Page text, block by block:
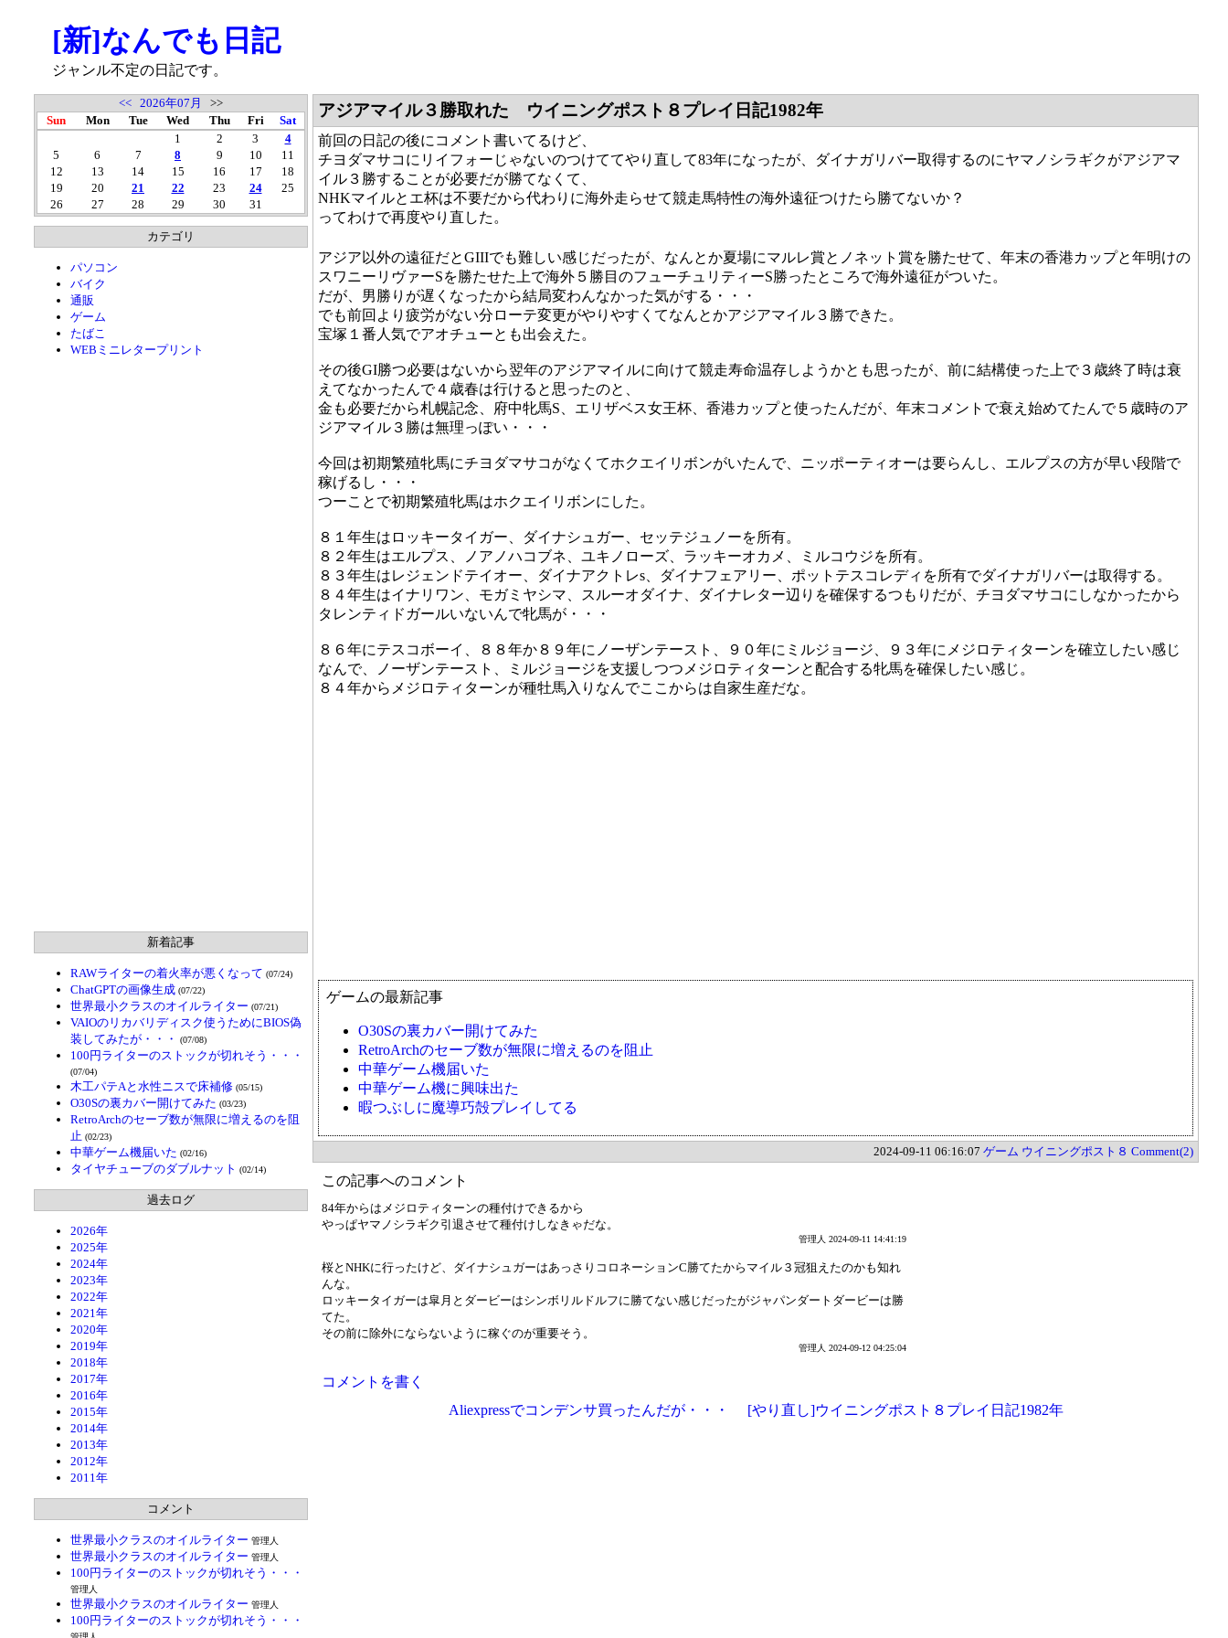
[新]なんでも日記
ジャンル不定の日記です。
<< 2026年07月
>>
Sun
Mon Tue Wed Thu Fri
Sat
1
2 3
4
5
6 7 8 9 10
11
12
13 14 15 16 17
18
19
20 21 22 23 24
25
26
27 28 29 30 31
カテゴリ
パソコン
バイク
通販
ゲーム
たばこ
WEBミニレタープリント
新着記事
RAWライターの着火率が悪くなって (07/24)
ChatGPTの画像生成 (07/22)
世界最小クラスのオイルライター (07/21)
VAIOのリカバリディスク使うためにBIOS偽
装してみたが・・・
(07/08)
100円ライターのストックが切れそう・・・
(07/04)
木工パテAと水性ニスで床補修 (05/15)
O30Sの裏カバー開けてみた (03/23)
RetroArchのセーブ数が無限に増えるのを阻
止 (02/23)
中華ゲーム機届いた (02/16)
タイヤチューブのダブルナット (02/14)
過去ログ
2026年
2025年
2024年
2023年
2022年
2021年
2020年
2019年
2018年
2017年
2016年
2015年
2014年
2013年
2012年
2011年
コメント
世界最小クラスのオイルライター 管理人
世界最小クラスのオイルライター 管理人
100円ライターのストックが切れそう・・・
管理人
世界最小クラスのオイルライター 管理人
100円ライターのストックが切れそう・・・
アジアマイル３勝取れた ウイニングポスト８プレイ日記1982年
前回の日記の後にコメント書いてるけど、
チヨダマサコにリイフォーじゃないのつけててやり直して83年になったが、ダイナガリバー取得するのにヤマノシラギクがアジアマ
イル３勝することが必要だが勝てなくて、
NHKマイルとエ杯は不要だから代わりに海外走らせて競走馬特性の海外遠征つけたら勝てないか？
ってわけで再度やり直した。
アジア以外の遠征だとGIIIでも難しい感じだったが、なんとか夏場にマルレ賞とノネット賞を勝たせて、年末の香港カップと年明けの
スワニーリヴァーSを勝たせた上で海外５勝目のフューチュリティーS勝ったところで海外遠征がついた。
だが、男勝りが遅くなったから結局変わんなかった気がする・・・
でも前回より疲労がない分ローテ変更がやりやすくてなんとかアジアマイル３勝できた。
宝塚１番人気でアオチューとも出会えた。
その後GI勝つ必要はないから翌年のアジアマイルに向けて競走寿命温存しようかとも思ったが、前に結構使った上で３歳終了時は衰
えてなかったんで４歳春は行けると思ったのと、
金も必要だから札幌記念、府中牝馬S、エリザベス女王杯、香港カップと使ったんだが、年末コメントで衰え始めてたんで５歳時のア
ジアマイル３勝は無理っぽい・・・
今回は初期繁殖牝馬にチヨダマサコがなくてホクエイリボンがいたんで、ニッポーティオーは要らんし、エルプスの方が早い段階で
稼げるし・・・
つーことで初期繁殖牝馬はホクエイリボンにした。
８１年生はロッキータイガー、ダイナシュガー、セッテジュノーを所有。
８２年生はエルプス、ノアノハコブネ、ユキノローズ、ラッキーオカメ、ミルコウジを所有。
８３年生はレジェンドテイオー、ダイナアクトレs、ダイナフェアリー、ポットテスコレディを所有でダイナガリバーは取得する。
８４年生はイナリワン、モガミヤシマ、スルーオダイナ、ダイナレター辺りを確保するつもりだが、チヨダマサコにしなかったから
タレンティドガールいないんで牝馬が・・・
８６年にテスコボーイ、８８年か８９年にノーザンテースト、９０年にミルジョージ、９３年にメジロティターンを確立したい感じ
なんで、ノーザンテースト、ミルジョージを支援しつつメジロティターンと配合する牝馬を確保したい感じ。
８４年からメジロティターンが種牡馬入りなんでここからは自家生産だな。
ゲームの最新記事
O30Sの裏カバー開けてみた
RetroArchのセーブ数が無限に増えるのを阻止
中華ゲーム機届いた
中華ゲーム機に興味出た
暇つぶしに魔導巧殻プレイしてる
2024-09-11 06:16:07 ゲーム ウイニングポスト８ Comment(2)
この記事へのコメント
84年からはメジロティターンの種付けできるから
やっぱヤマノシラギク引退させて種付けしなきゃだな。
管理人 2024-09-11 14:41:19
桜とNHKに行ったけど、ダイナシュガーはあっさりコロネーションC勝てたからマイル３冠狙えたのかも知れ
んな。
ロッキータイガーは皐月とダービーはシンボリルドルフに勝てない感じだったがジャパンダートダービーは勝
てた。
その前に除外にならないように稼ぐのが重要そう。
管理人 2024-09-12 04:25:04
コメントを書く
Aliexpressでコンデンサ買ったんだが・・・
[やり直し]ウイニングポスト８プレイ日記1982年